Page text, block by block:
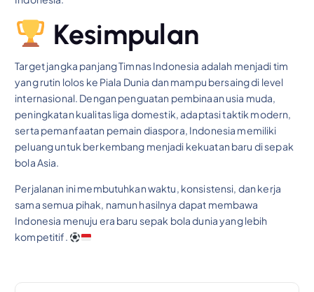
Kesimpulan
Target jangka panjang Timnas Indonesia adalah menjadi tim
yang rutin lolos ke Piala Dunia dan mampu bersaing di level
internasional. Dengan penguatan pembinaan usia muda,
peningkatan kualitas liga domestik, adaptasi taktik modern,
serta pemanfaatan pemain diaspora, Indonesia memiliki
peluang untuk berkembang menjadi kekuatan baru di sepak
bola Asia.
Perjalanan ini membutuhkan waktu, konsistensi, dan kerja
sama semua pihak, namun hasilnya dapat membawa
Indonesia menuju era baru sepak bola dunia yang lebih
kompetitif.